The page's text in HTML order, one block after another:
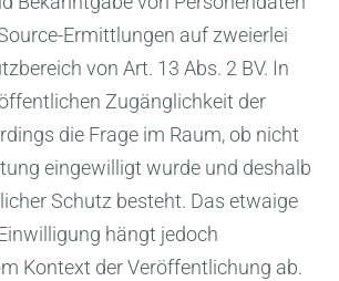
Ermittlungen auf zweierlei
von Art. 13 Abs. 2 BV. In
Zugänglichkeit der
die Frage im Raum, ob nicht
eingewilligt wurde und deshalb
Schutz besteht. Das etwaige
hängt jedoch
Kontext der Veröffentlichung ab.